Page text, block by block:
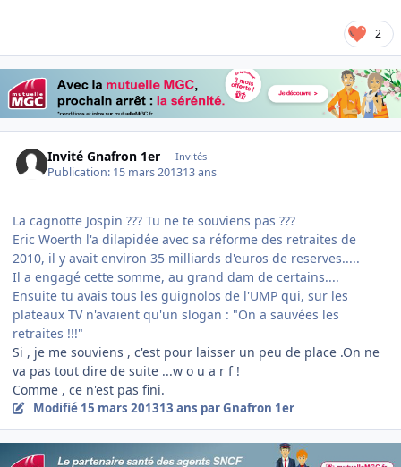
2
Invité Gnafron 1er Invités
Publication: 15 mars 201313 ans
La cagnotte Jospin ??? Tu ne te souviens pas ???
Eric Woerth l'a dilapidée avec sa réforme des retraites de
2010, il y avait environ 35 milliards d'euros de reserves.....
Il a engagé cette somme, au grand dam de certains....
Ensuite tu avais tous les guignolos de l'UMP qui, sur les
plateaux TV n'avaient qu'un slogan : "On a sauvées les
retraites !!!"
Si , je me souviens , c'est pour laisser un peu de place .On ne
va pas tout dire de suite ...w o u a r f !
Comme , ce n'est pas fini.
Modifié 15 mars 201313 ans par Gnafron 1er